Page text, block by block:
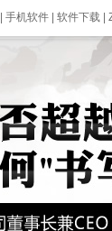
手机软件| 软件下载|